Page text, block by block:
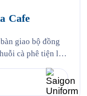
Cafe
giao bộ đồng
cà phê tiện lợi
nơi mà hàng
“dừng lại tí
đồng phục gồm